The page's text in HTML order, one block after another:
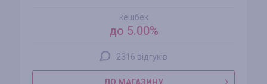
кешбек
до 5.00%
2316 відгуків